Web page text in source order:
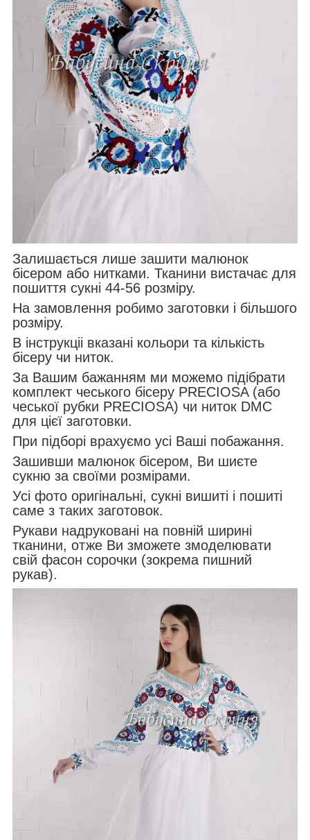
Залишається лише зашити малюнок
бісером або нитками. Тканини вистачає для
пошиття сукні 44-56 розміру.
На замовлення робимо заготовки і більшого
розміру.
В інструкціі вказані кольори та кількість
бісеру чи ниток.
За Вашим бажанням ми можемо підібрати
комплект чеського бісеру PRECIOSA (або
чеської рубки PRECIOSA) чи ниток DMC
для цієї заготовки.
При підборі врахуємо усі Ваші побажання.
Зашивши малюнок бісером, Ви шиєте
сукню за своїми розмірами.
Усі фото оригінальні, сукні вишиті і пошиті
саме з таких заготовок.
Рукави надруковані на повній ширині
тканини, отже Ви зможете змоделювати
свій фасон сорочки (зокрема пишний
рукав).